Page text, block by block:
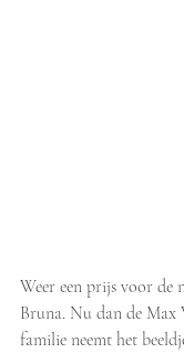
Weer een prijs voor de
Bruna. Nu dan de Max
familie neemt het